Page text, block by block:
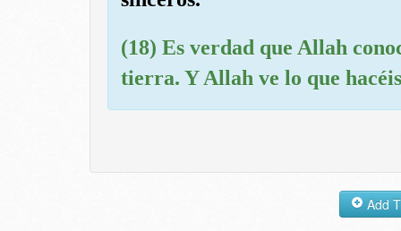
(18) Es verdad que Allah
tierra. Y Allah ve lo que